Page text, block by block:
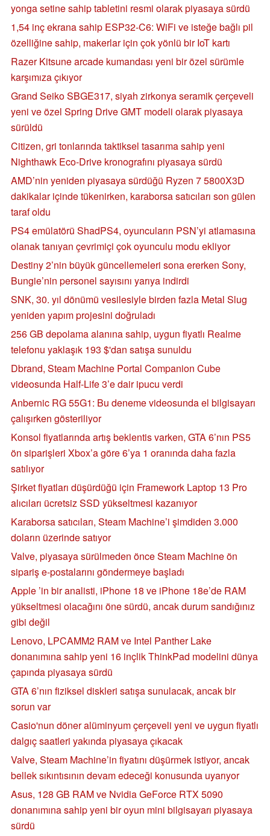
yonga setine sahip tabletini resmi olarak piyasaya sürdü
1,54 inç ekrana sahip ESP32-C6: WiFi ve isteğe bağlı pil
özelliğine sahip, makerlar için çok yönlü bir IoT kartı
Razer Kitsune arcade kumandası yeni bir özel sürümle
karşımıza çıkıyor
Grand Seiko SBGE317, siyah zirkonya seramik çerçeveli
yeni ve özel Spring Drive GMT modeli olarak piyasaya
sürüldü
Citizen, gri tonlarında taktiksel tasarıma sahip yeni
Nighthawk Eco-Drive kronografını piyasaya sürdü
AMD’nin yeniden piyasaya sürdüğü Ryzen 7 5800X3D
dakikalar içinde tükenirken, karaborsa satıcıları son gülen
taraf oldu
PS4 emülatörü ShadPS4, oyuncuların PSN’yi atlamasına
olanak tanıyan çevrimiçi çok oyunculu modu ekliyor
Destiny 2’nin büyük güncellemeleri sona ererken Sony,
Bungie’nin personel sayısını yarıya indirdi
SNK, 30. yıl dönümü vesilesiyle birden fazla Metal Slug
yeniden yapım projesini doğruladı
256 GB depolama alanına sahip, uygun fiyatlı Realme
telefonu yaklaşık 193 $'dan satışa sunuldu
Dbrand, Steam Machine Portal Companion Cube
videosunda Half-Life 3’e dair ipucu verdi
Anbernic RG 55G1: Bu deneme videosunda el bilgisayarı
çalışırken gösteriliyor
Konsol fiyatlarında artış beklentis varken, GTA 6’nın PS5
ön siparişleri Xbox’a göre 6’ya 1 oranında daha fazla
satılıyor
Şirket fiyatları düşürdüğü için Framework Laptop 13 Pro
alıcıları ücretsiz SSD yükseltmesi kazanıyor
Karaborsa satıcıları, Steam Machine’i şimdiden 3.000
doların üzerinde satıyor
Valve, piyasaya sürülmeden önce Steam Machine ön
sipariş e-postalarını göndermeye başladı
Apple ’in bir analisti, iPhone 18 ve iPhone 18e’de RAM
yükseltmesi olacağını öne sürdü, ancak durum sandığınız
gibi değil
Lenovo, LPCAMM2 RAM ve Intel Panther Lake
donanımına sahip yeni 16 inçlik ThinkPad modelini dünya
çapında piyasaya sürdü
GTA 6’nın fiziksel diskleri satışa sunulacak, ancak bir
sorun var
Casio'nun döner alüminyum çerçeveli yeni ve uygun fiyatlı
dalgıç saatleri yakında piyasaya çıkacak
Valve, Steam Machine’in fiyatını düşürmek istiyor, ancak
bellek sıkıntısının devam edeceği konusunda uyarıyor
Asus, 128 GB RAM ve Nvidia GeForce RTX 5090
donanımına sahip yeni bir oyun mini bilgisayarı piyasaya
sürdü